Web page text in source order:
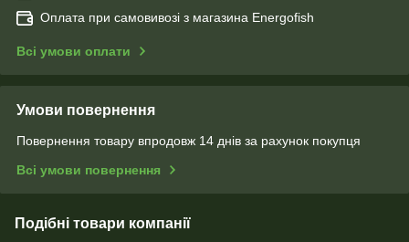
Оплата при самовивозі з магазина Energofish
Всі умови оплати
Умови повернення
Повернення товару впродовж 14 днів за рахунок покупця
Всі умови повернення
Подібні товари компанії